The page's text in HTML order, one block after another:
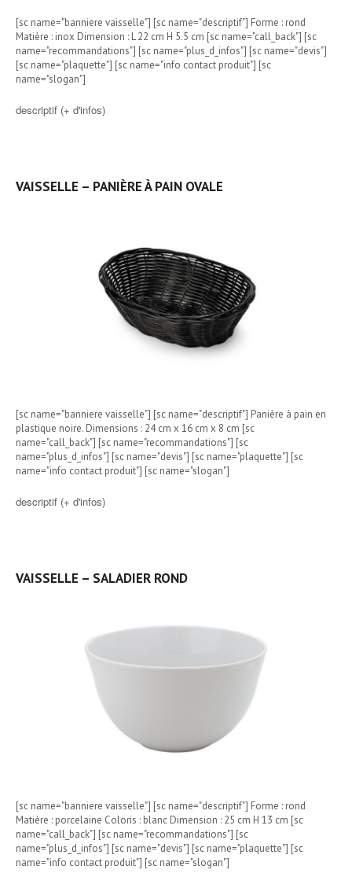
[sc name="banniere vaisselle"] [sc name="descriptif"] Forme : rond
Matière : inox Dimension : L 22 cm H 5.5 cm [sc name="call_back"] [sc
name="recommandations"] [sc name="plus_d_infos"] [sc name="devis"]
[sc name="plaquette"] [sc name="info contact produit"] [sc
name="slogan"]
descriptif (+ d'infos)
VAISSELLE – PANIÈRE À PAIN OVALE
[sc name="banniere vaisselle"] [sc name="descriptif"] Panière à pain en
plastique noire. Dimensions : 24 cm x 16 cm x 8 cm [sc
name="call_back"] [sc name="recommandations"] [sc
name="plus_d_infos"] [sc name="devis"] [sc name="plaquette"] [sc
name="info contact produit"] [sc name="slogan"]
descriptif (+ d'infos)
VAISSELLE – SALADIER ROND
[sc name="banniere vaisselle"] [sc name="descriptif"] Forme : rond
Matière : porcelaine Coloris : blanc Dimension : 25 cm H 13 cm [sc
name="call_back"] [sc name="recommandations"] [sc
name="plus_d_infos"] [sc name="devis"] [sc name="plaquette"] [sc
name="info contact produit"] [sc name="slogan"]